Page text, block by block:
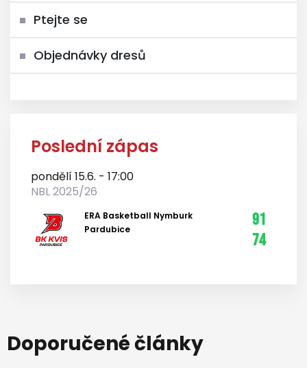
Ptejte se
Objednávky dresů
Poslední zápas
pondělí 15.6. - 17:00
NBL 2025/26
ERA Basketball Nymburk
Pardubice
91
74
Doporučené články